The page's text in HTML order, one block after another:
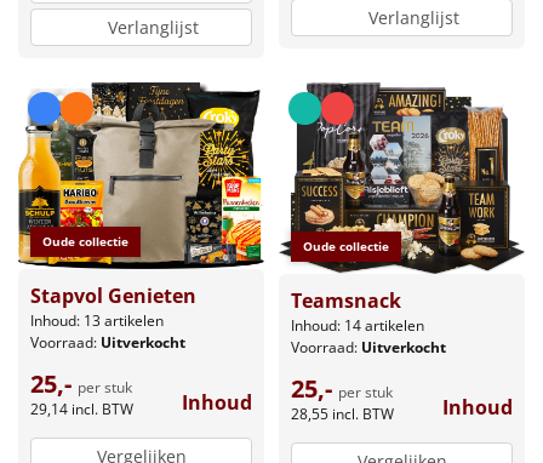
Verlanglijst
Verlanglijst
Oude collectie
Stapvol Genieten
Inhoud: 13 artikelen
Voorraad: Uitverkocht
25,- per stuk
29,14 incl. BTW Inhoud
Vergelijken
Oude collectie
Teamsnack
Inhoud: 14 artikelen
Voorraad: Uitverkocht
25,- per stuk
28,55 incl. BTW Inhoud